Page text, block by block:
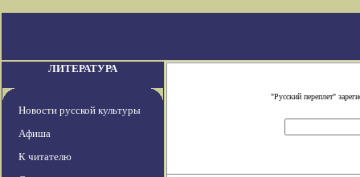
ЛИТЕРАТУРА
Новости русской культуры
Афиша
К читателю
"Русский переплет"